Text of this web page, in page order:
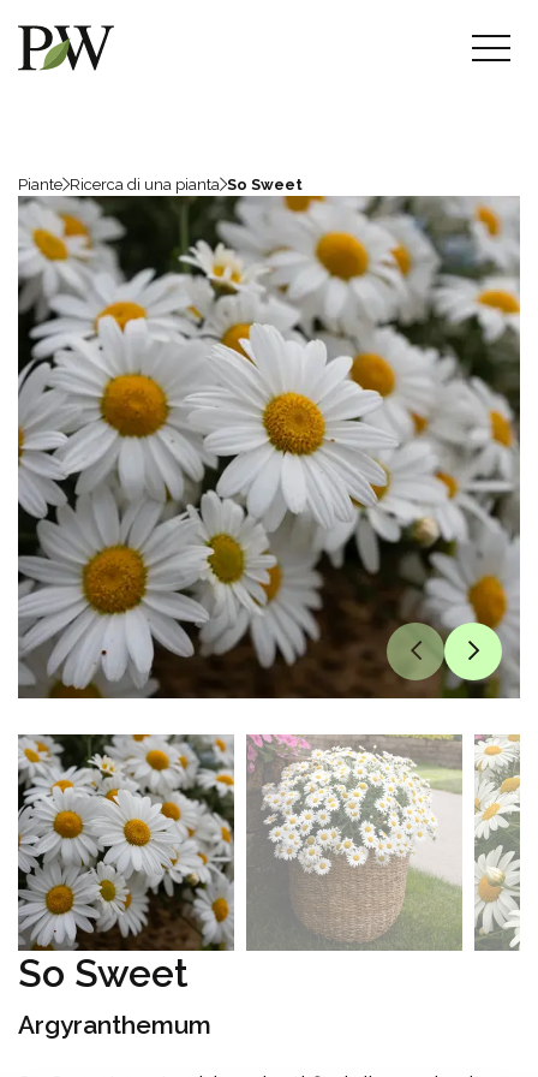
Piante Ricerca di una pianta So Sweet
So Sweet
Argyranthemum